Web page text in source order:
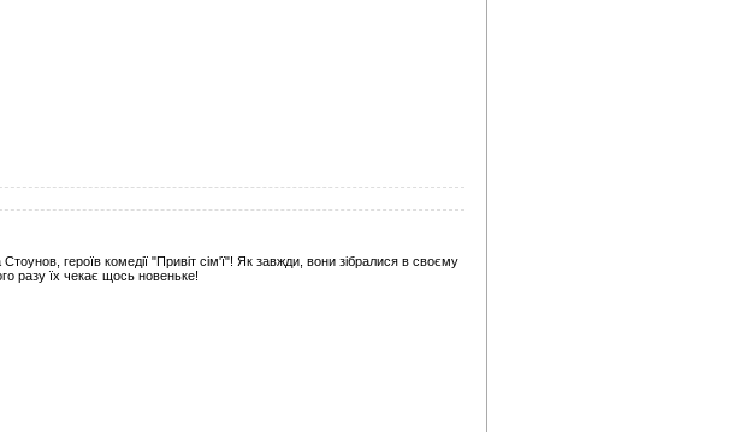
героїв комедії "Привіт сім'ї"! Як завжди, вони зібралися в своєму
разу їх чекає щось новеньке!